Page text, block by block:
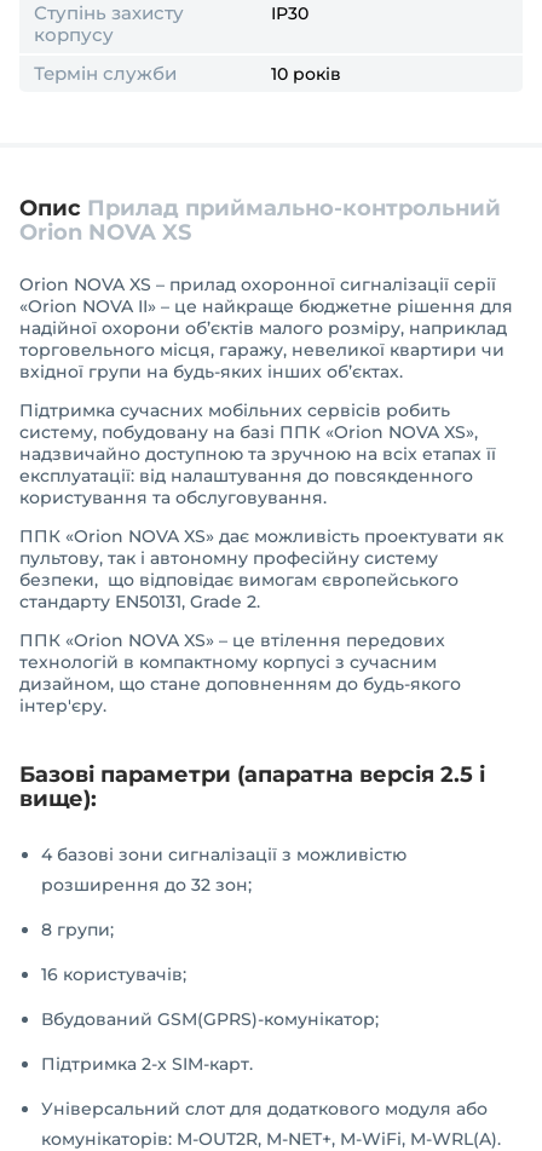
Ступінь захисту
корпусу
ІР30
Термін служби 10 років
Опис Прилад приймально-контрольний
Оrion NOVA XS
Orion NOVA XS – прилад охоронної сигналізації серії
«Orion NOVA ІІ» – це найкраще бюджетне рішення для
надійної охорони об’єктів малого розміру, наприклад
торговельного місця, гаражу, невеликої квартири чи
вхідної групи на будь-яких інших об’єктах.
Підтримка сучасних мобільних сервісів робить
систему, побудовану на базі ППК «Orion NOVA XS»,
надзвичайно доступною та зручною на всіх етапах її
експлуатації: від налаштування до повсякденного
користування та обслуговування.
ППК «Orion NOVA XS» дає можливість проектувати як
пультову, так і автономну професійну систему
безпеки, що відповідає вимогам європейського
стандарту EN50131, Grade 2.
ППК «Orion NOVA XS» – це втілення передових
технологій в компактному корпусі з сучасним
дизайном, що стане доповненням до будь-якого
інтер'єру.
Базові параметри (апаратна версія 2.5 і
вище):
4 базові зони сигналізації з можливістю
розширення до 32 зон;
8 групи;
16 користувачів;
Вбудований GSM(GPRS)-комунікатор;
Підтримка 2-х SIM-карт.
Універсальний слот для додаткового модуля або
комунікаторів: M-OUT2R, M-NET+, M-WiFi, M-WRL(A).